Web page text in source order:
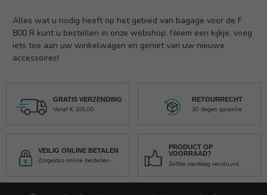
Alles wat u nodig heeft op het gebied van bagage voor de F
800 R kunt u bestellen in onze webshop. Neem een kijkje, voeg
iets toe aan uw winkelwagen en geniet van uw nieuwe
accessoires!
GRATIS VERZENDING
Vanaf € 100,00
RETOURRECHT
30 dagen garantie
VEILIG ONLINE BETALEN
Zorgeloos online bestellen
PRODUCT OP
VOORRAAD?
Zelfde werkdag verstuurd